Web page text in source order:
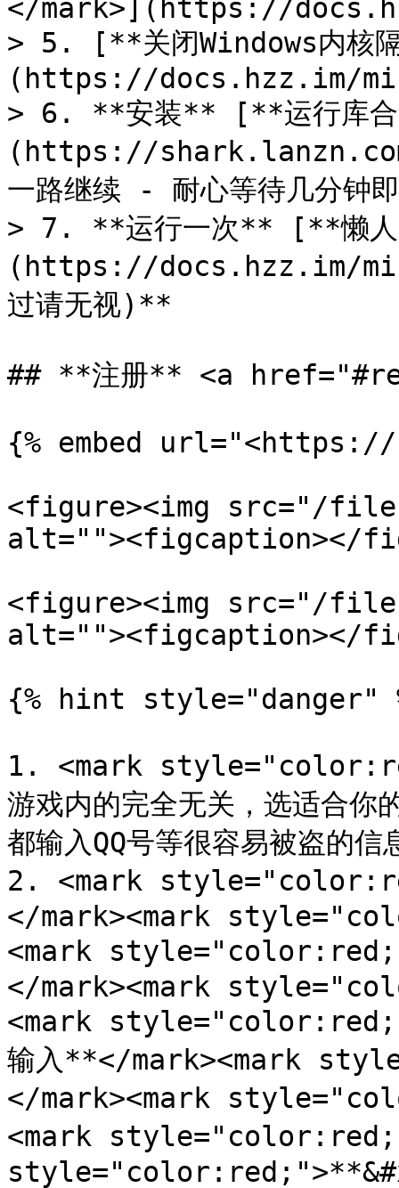
</mark>](https://
> 5. [**关闭Windows内核
(https://docs.hzz.im/
> 6. **安装** [**运行库
(https://
一路继续 - 耐心等待几分钟
> 7. **运行一次** [**懒
(https://docs.hzz.im/
过请无视)**
## **注册** <a
{% embed
<figure><img src="/files/
alt=""><figcaption></
<figure><img src="/files/
alt=""><figcaption></
{% hint style="danger"
1. <mark
游戏内的完全无关，选适合你
都输入QQ号等很容易被盗的
2. <mark
</mark><mark
<mark
</mark><mark
<mark
输入**</mark><mark
</mark><mark
<mark